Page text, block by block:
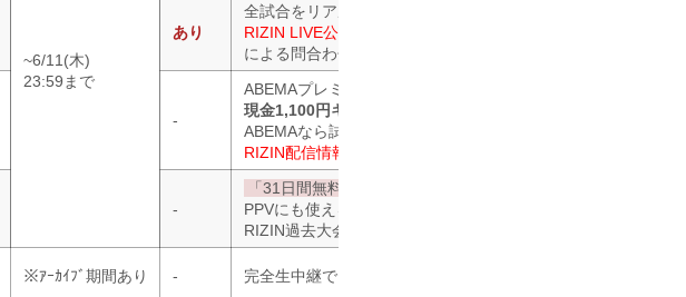
~6/11(木)
23:59まで
あり
全試合をリアルタイム生配信！
RIZIN LIVE公式X
による問合わせ対応
-
ABEMAプレミアム登録で
現金1,100円キャッシュバック！
ABEMAなら試合を視聴しながらリアルタイムでコメントが可
RIZIN配信情報まとめ
-
「31日間無料トライアル」初回登録
PPVにも使える
RIZIN過去大会も見放題配信中！
※ｱｰｶｲﾌﾞ期間あり - 完全生中継でお届け!高画質&大画面で見るならスカパー！